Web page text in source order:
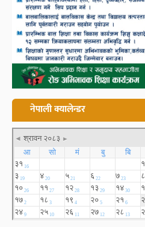
नेपाली क्यालेन्डर